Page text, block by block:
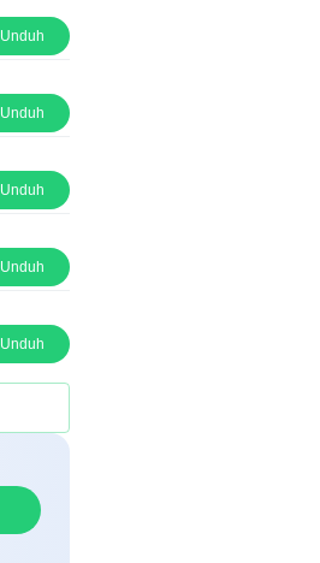
Unduh
Unduh
Unduh
Unduh
Unduh